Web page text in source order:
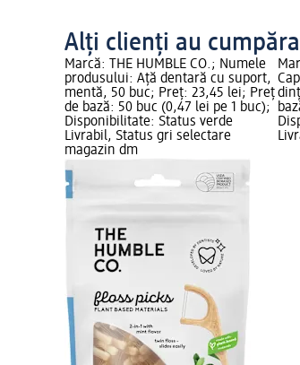
Alți clienți au
Marcă: THE HUMBLE CO.; Numele
produsului: Ață dentară cu suport,
mentă, 50 buc; Preț: 23,45 lei; Preț
de bază: 50 buc (0,47 lei pe 1 buc);
Disponibilitate: Status verde
Livrabil, Status gri selectare
magazin dm